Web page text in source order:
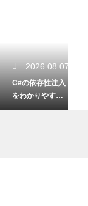
2026.08.07
C#の依存性注入
をわかりやすく
解説！クラス結